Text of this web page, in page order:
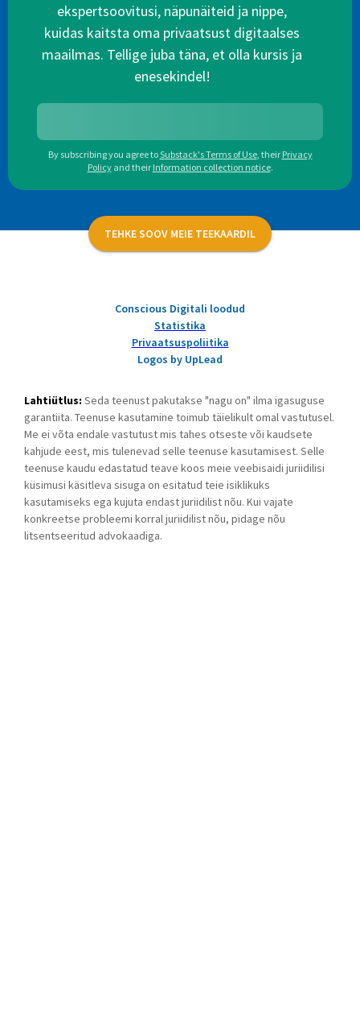
ekspertsoovitusi, näpunäiteid ja nippe,
kuidas kaitsta oma privaatsust digitaalses
maailmas. Tellige juba täna, et olla kursis ja
enesekindel!
By subscribing you agree toSubstack's Terms of Use, their Privacy
Policy and their Information collection notice.
TEHKE SOOV MEIE TEEKAARDIL
Conscious Digitali loodud
Statistika
Privaatsuspoliitika
Logos by UpLead
Lahtiütlus: Seda teenust pakutakse "nagu on" ilma igasuguse
garantiita. Teenuse kasutamine toimub täielikult omal vastutusel.
Me ei võta endale vastutust mis tahes otseste või kaudsete
kahjude eest, mis tulenevad selle teenuse kasutamisest. Selle
teenuse kaudu edastatud teave koos meie veebisaidi juriidilisi
küsimusi käsitleva sisuga on esitatud teie isiklikuks
kasutamiseks ega kujuta endast juriidilist nõu. Kui vajate
konkreetse probleemi korral juriidilist nõu, pidage nõu
litsentseeritud advokaadiga.